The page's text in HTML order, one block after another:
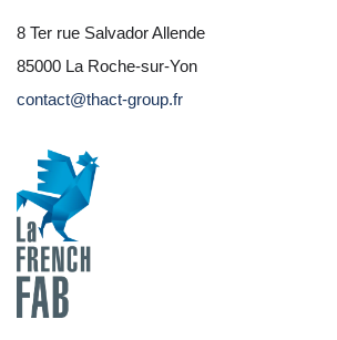
8 Ter rue Salvador Allende
85000 La Roche-sur-Yon
contact@thact-group.fr